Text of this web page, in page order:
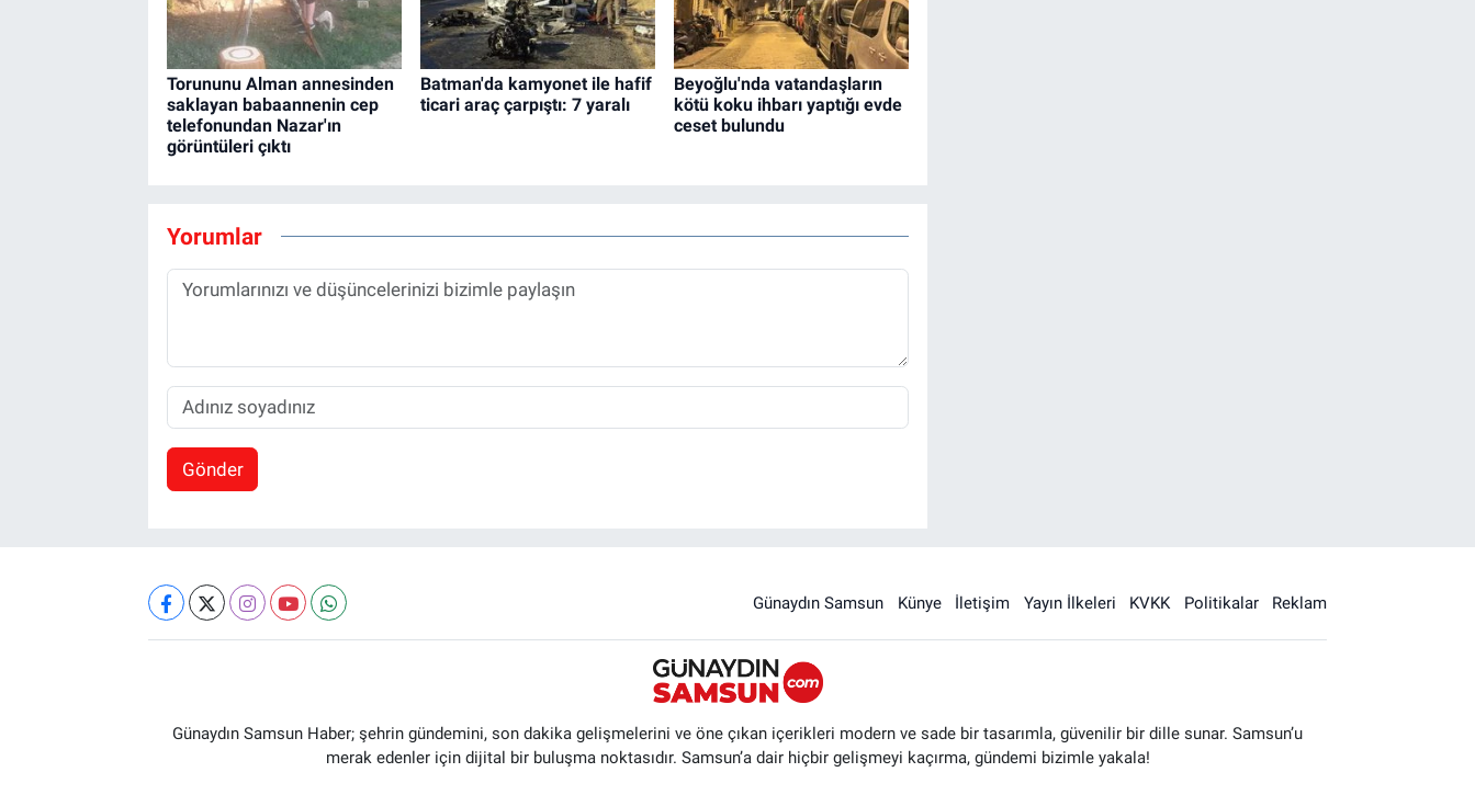
Torununu Alman annesinden
saklayan babaannenin cep
telefonundan Nazar'ın
görüntüleri çıktı
Batman'da kamyonet ile hafif
ticari araç çarpıştı: 7 yaralı
Beyoğlu'nda vatandaşların
kötü koku ihbarı yaptığı evde
ceset bulundu
Yorumlar
Gönder
Günaydın Samsun Künye İletişim Yayın İlkeleri KVKK Politikalar Reklam
Günaydın Samsun Haber; şehrin gündemini, son dakika gelişmelerini ve öne çıkan içerikleri modern ve sade bir tasarımla, güvenilir bir dille sunar. Samsun’u
merak edenler için dijital bir buluşma noktasıdır. Samsun’a dair hiçbir gelişmeyi kaçırma, gündemi bizimle yakala!